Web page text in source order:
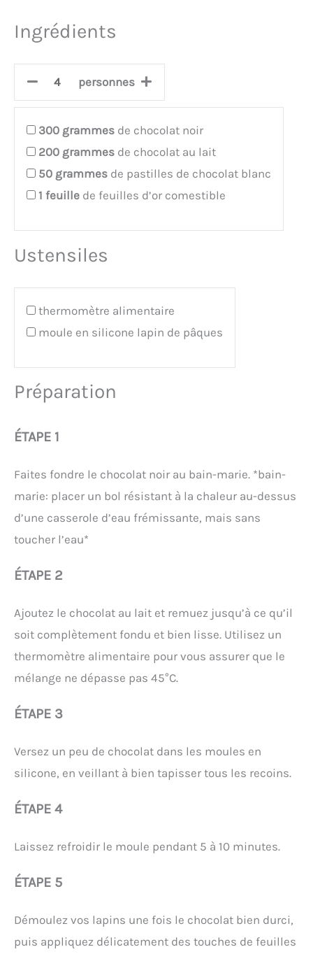
Ingrédients
personnes
300 grammes de chocolat noir
200 grammes de chocolat au lait
50 grammes de pastilles de chocolat blanc
1 feuille de feuilles d’or comestible
Ustensiles
thermomètre alimentaire
moule en silicone lapin de pâques
Préparation
ÉTAPE 1
Faites fondre le chocolat noir au bain-marie. *bain-
marie: placer un bol résistant à la chaleur au-dessus
d’une casserole d’eau frémissante, mais sans
toucher l’eau*
ÉTAPE 2
Ajoutez le chocolat au lait et remuez jusqu’à ce qu’il
soit complètement fondu et bien lisse. Utilisez un
thermomètre alimentaire pour vous assurer que le
mélange ne dépasse pas 45°C.
ÉTAPE 3
Versez un peu de chocolat dans les moules en
silicone, en veillant à bien tapisser tous les recoins.
ÉTAPE 4
Laissez refroidir le moule pendant 5 à 10 minutes.
ÉTAPE 5
Démoulez vos lapins une fois le chocolat bien durci,
puis appliquez délicatement des touches de feuilles